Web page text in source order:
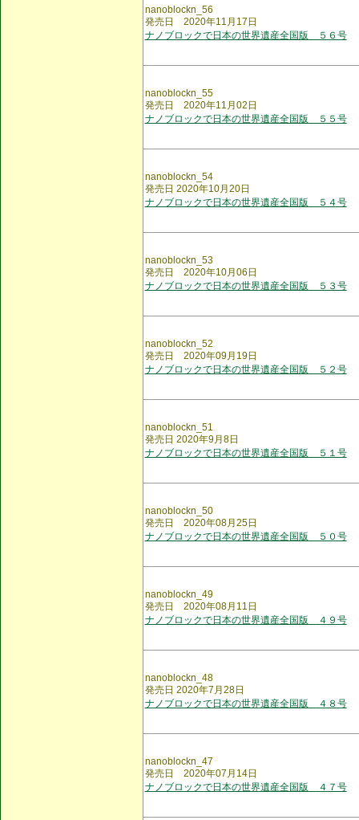
nanoblockn_56
発売日 2020年11月17日
ナノブロックで日本の世界遺産全国版 ５６号
nanoblockn_55
発売日 2020年11月02日
ナノブロックで日本の世界遺産全国版 ５５号
nanoblockn_54
発売日 2020年10月20日
ナノブロックで日本の世界遺産全国版 ５４号
nanoblockn_53
発売日 2020年10月06日
ナノブロックで日本の世界遺産全国版 ５３号
nanoblockn_52
発売日 2020年09月19日
ナノブロックで日本の世界遺産全国版 ５２号
nanoblockn_51
発売日 2020年9月8日
ナノブロックで日本の世界遺産全国版 ５１号
nanoblockn_50
発売日 2020年08月25日
ナノブロックで日本の世界遺産全国版 ５０号
nanoblockn_49
発売日 2020年08月11日
ナノブロックで日本の世界遺産全国版 ４９号
nanoblockn_48
発売日 2020年7月28日
ナノブロックで日本の世界遺産全国版 ４８号
nanoblockn_47
発売日 2020年07月14日
ナノブロックで日本の世界遺産全国版 ４７号